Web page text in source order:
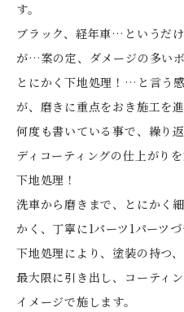
す。
ブラック、経年車…というだ
が…案の定、ダメージの多い
とにかく下地処理！…と言う
が、磨きに重点をおき施工を進
何度も書いている事で、繰り
ディコーティングの仕上がり
下地処理！
洗車から磨きまで、とにかく
かく、丁寧に1パーツ1パーツ
下地処理により、塗装の持つ
最大限に引き出し、コーティ
イメージで施します。